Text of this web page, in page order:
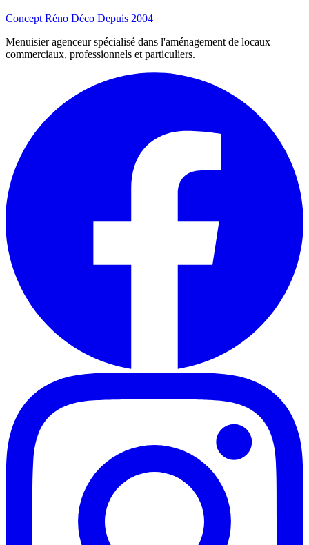
Concept Réno Déco Depuis 2004
Menuisier agenceur spécialisé dans l'aménagement de locaux
commerciaux, professionnels et particuliers.